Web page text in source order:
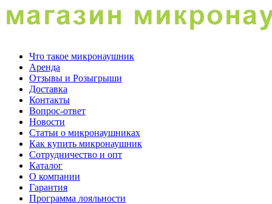
Что такое микронаушник
Аренда
Отзывы и Розыгрыши
Доставка
Контакты
Вопрос-ответ
Новости
Статьи о микронаушниках
Как купить микронаушник
Сотрудничество и опт
Каталог
О компании
Гарантия
Программа лояльности